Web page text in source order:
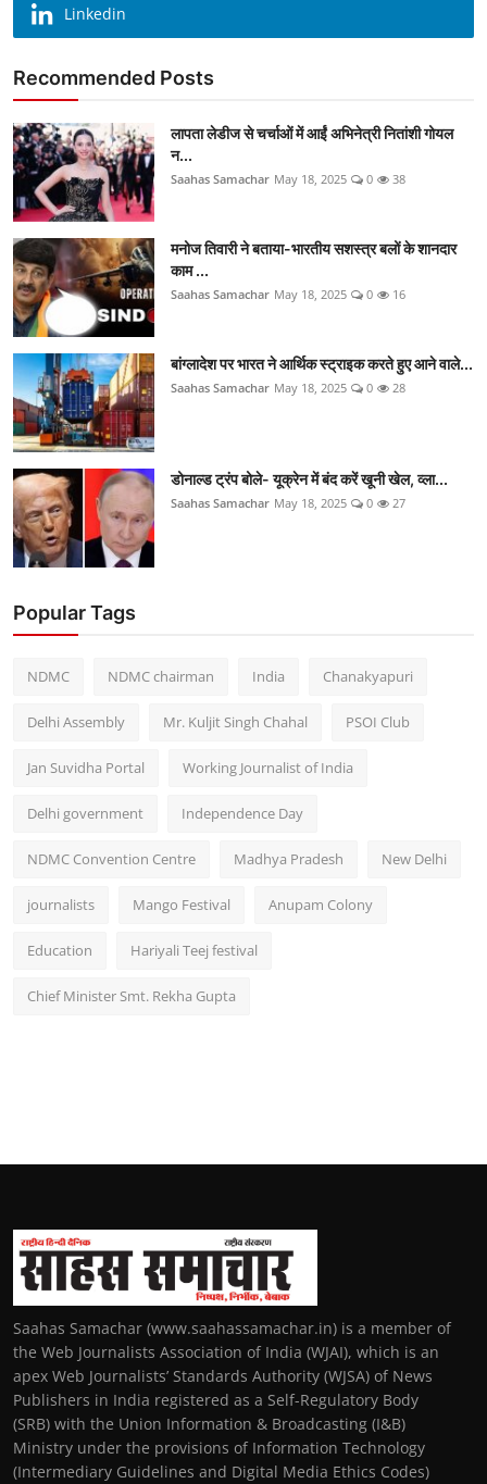
Linkedin
Recommended Posts
लापता लेडीज से चर्चाओं में आईं अभिनेत्री नितांशी गोयल
न...
Saahas Samachar May 18, 2025 0 38
मनोज तिवारी ने बताया-भारतीय सशस्त्र बलों के शानदार
काम ...
Saahas Samachar May 18, 2025 0 16
बांग्लादेश पर भारत ने आर्थिक स्ट्राइक करते हुए आने वाले...
Saahas Samachar May 18, 2025 0 28
डोनाल्ड ट्रंप बोले- यूक्रेन में बंद करें खूनी खेल, व्ला...
Saahas Samachar May 18, 2025 0 27
Popular Tags
NDMC NDMC chairman India Chanakyapuri
Delhi Assembly Mr. Kuljit Singh Chahal PSOI Club
Jan Suvidha Portal Working Journalist of India
Delhi government Independence Day
NDMC Convention Centre Madhya Pradesh New Delhi
journalists Mango Festival Anupam Colony
Education Hariyali Teej festival
Chief Minister Smt. Rekha Gupta
Saahas Samachar (www.saahassamachar.in) is a member of
the Web Journalists Association of India (WJAI), which is an
apex Web Journalists’ Standards Authority (WJSA) of News
Publishers in India registered as a Self-Regulatory Body
(SRB) with the Union Information & Broadcasting (I&B)
Ministry under the provisions of Information Technology
(Intermediary Guidelines and Digital Media Ethics Codes)